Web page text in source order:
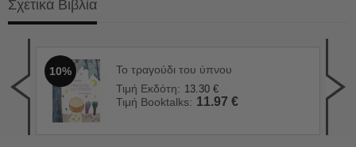
Σχετικά Βιβλία
10%
Το τραγούδι του ύπνου
Τιμή Εκδότη: 13.30 €
Τιμή Booktalks: 11.97 €